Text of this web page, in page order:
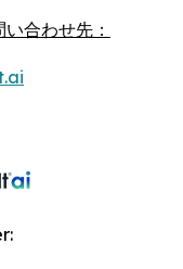
合わせ先：